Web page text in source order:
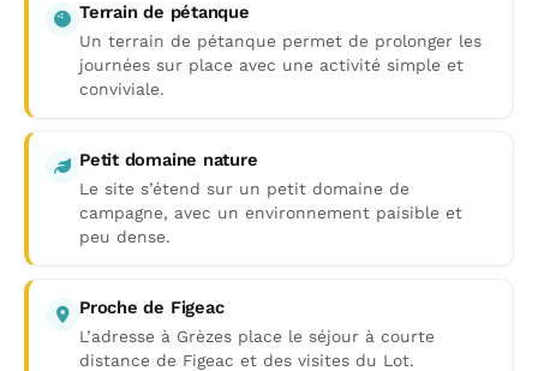
Terrain de pétanque
Un terrain de pétanque permet de prolonger les
journées sur place avec une activité simple et
conviviale.
Petit domaine nature
Le site s’étend sur un petit domaine de
campagne, avec un environnement paisible et
peu dense.
Proche de Figeac
L’adresse à Grèzes place le séjour à courte
distance de Figeac et des visites du Lot.